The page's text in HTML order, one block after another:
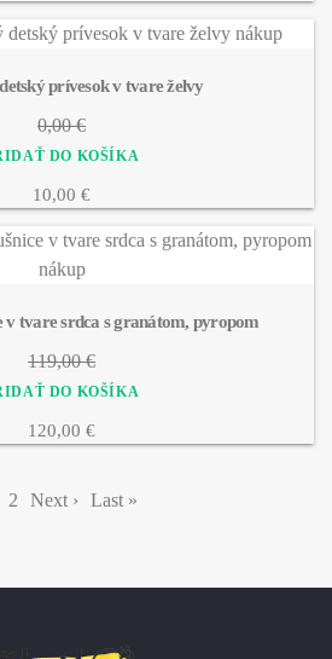
prívesok v tvare želvy
0,00 €
10,00 €
v tvare srdca s granátom, pyropom
119,00 €
120,00 €
Page
2
Ďalšia
Next ›
Posledná
Last »